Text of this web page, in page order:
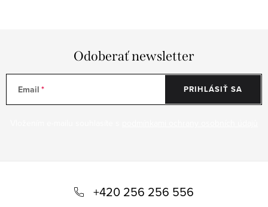
Odoberať newsletter
Email PRIHLÁSIŤ SA
+420 256 256 556